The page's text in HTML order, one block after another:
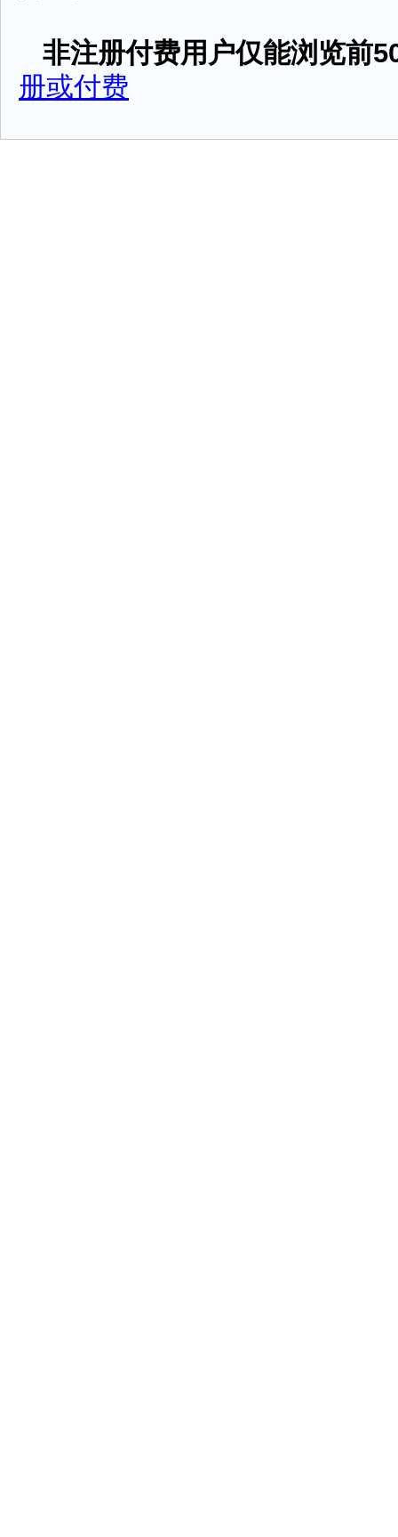
非注册付费用户仅能浏览前
册或付费